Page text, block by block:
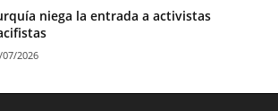
niega la entrada a activistas
07/2026